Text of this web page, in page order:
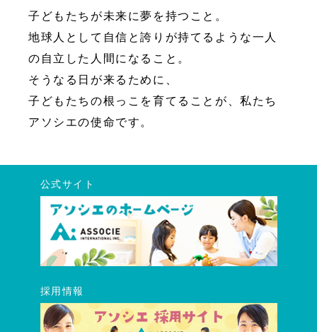
子どもたちが未来に夢を持つこと。
地球人として自信と誇りが持てるような一人
の自立した人間になること。
そうなる日が来るために、
子どもたちの根っこを育てることが、私たち
アソシエの使命です。
公式サイト
採用情報